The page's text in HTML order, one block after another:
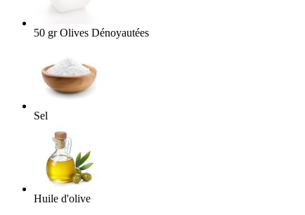
50 gr Olives Dénoyautées
Sel
Huile d'olive